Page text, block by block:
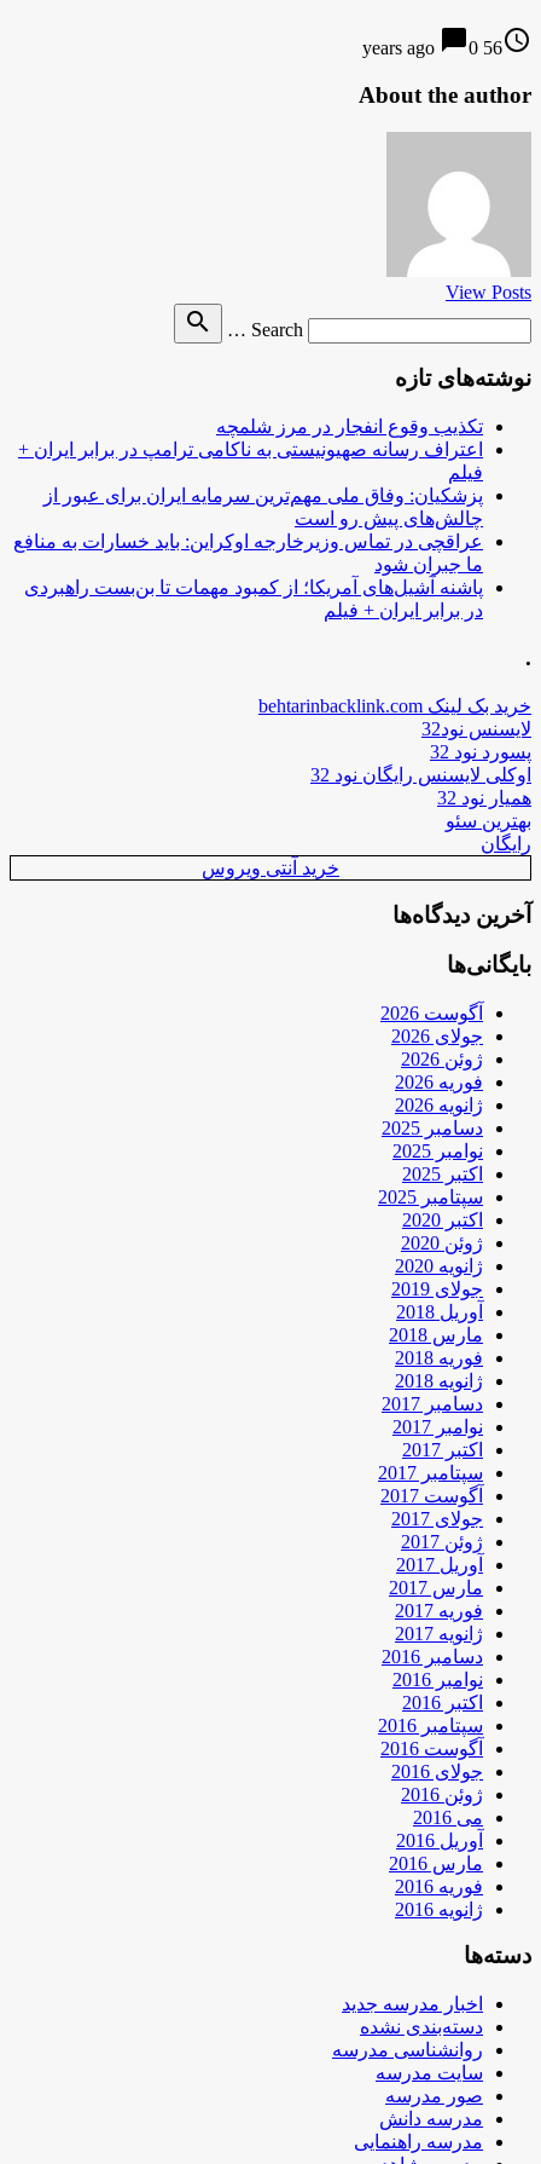
access_time
56 years ago
chat_bubble0
About the author
View Posts
Search …
search
نوشته‌های تازه
تکذیب وقوع انفجار در مرز شلمچه
اعتراف رسانه صهیونیستی به ناکامی ترامپ در برابر ایران +
فیلم
پزشکیان: وفاق ملی مهم‌ترین سرمایه ایران برای عبور از
چالش‌های پیش رو است
عراقچی در تماس وزیرخارجه اوکراین: باید خسارات به منافع
ما جبران شود
پاشنه آشیل‌های آمریکا؛ از کمبود مهمات تا بن‌بست راهبردی
در برابر ایران + فیلم
.
خرید بک لینک behtarinbacklink.com
لایسنس نود32
پسورد نود 32
اوکلی لایسنس رایگان نود 32
همیار نود 32
بهترین سئو
رایگان
خرید آنتی ویروس
آخرین دیدگاه‌ها
بایگانی‌ها
آگوست 2026
جولای 2026
ژوئن 2026
فوریه 2026
ژانویه 2026
دسامبر 2025
نوامبر 2025
اکتبر 2025
سپتامبر 2025
اکتبر 2020
ژوئن 2020
ژانویه 2020
جولای 2019
آوریل 2018
مارس 2018
فوریه 2018
ژانویه 2018
دسامبر 2017
نوامبر 2017
اکتبر 2017
سپتامبر 2017
آگوست 2017
جولای 2017
ژوئن 2017
آوریل 2017
مارس 2017
فوریه 2017
ژانویه 2017
دسامبر 2016
نوامبر 2016
اکتبر 2016
سپتامبر 2016
آگوست 2016
جولای 2016
ژوئن 2016
می 2016
آوریل 2016
مارس 2016
فوریه 2016
ژانویه 2016
دسته‌ها
اخبار مدرسه جدید
دسته‌بندی نشده
روانشناسی مدرسه
سایت مدرسه
صور مدرسه
مدرسه دانش
مدرسه راهنمایی